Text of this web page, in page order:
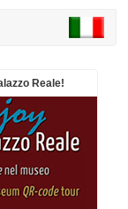
Reale!